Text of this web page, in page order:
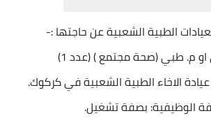
الطبية الشعبية عن حاجتها :-
م. طبي (صحة مجتمع ) (عدد 1)
الاخاء الطبية الشعبية في كركوك.
الوظيفية: بصفة تشغيل.